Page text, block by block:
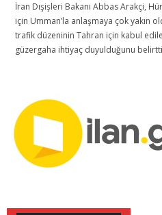
İran Dışişleri Bakanı Abbas Arakçi,
için Umman’la anlaşmaya çok yakın
trafik düzeninin Tahran için kabul
güzergaha ihtiyaç duyulduğunu